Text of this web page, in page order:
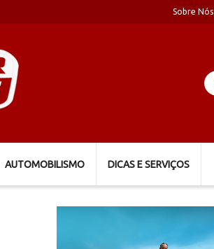
Sobre Nós
AUTOMOBILISMO DICAS E SERVIÇOS